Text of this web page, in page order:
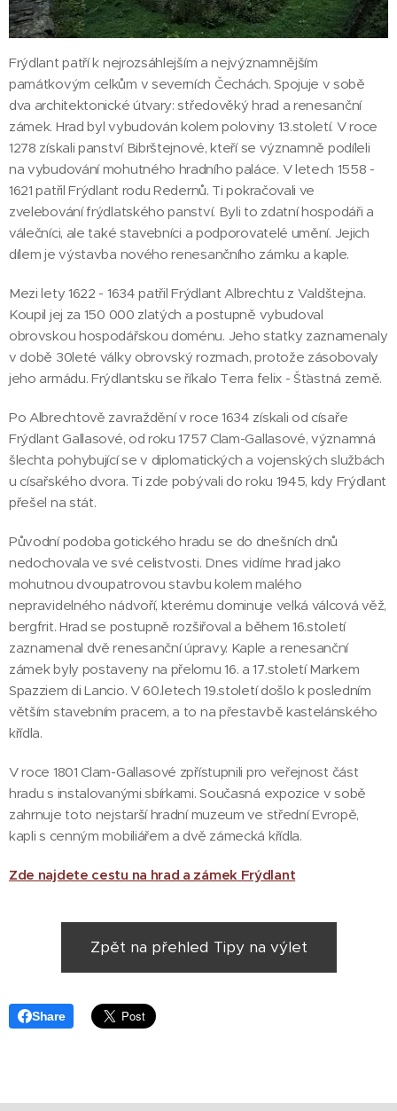
Frýdlant patří k nejrozsáhlejším a nejvýznamnějším
památkovým celkům v severních Čechách. Spojuje v sobě
dva architektonické útvary: středověký hrad a renesanční
zámek. Hrad byl vybudován kolem poloviny 13.století. V roce
1278 získali panství Bibrštejnové, kteří se významně podíleli
na vybudování mohutného hradního paláce. V letech 1558 -
1621 patřil Frýdlant rodu Redernů. Ti pokračovali ve
zvelebování frýdlatského panství. Byli to zdatní hospodáři a
válečníci, ale také stavebníci a podporovatelé umění. Jejich
dílem je výstavba nového renesančního zámku a kaple.
Mezi lety 1622 - 1634 patřil Frýdlant Albrechtu z Valdštejna.
Koupil jej za 150 000 zlatých a postupně vybudoval
obrovskou hospodářskou doménu. Jeho statky zaznamenaly
v době 30leté války obrovský rozmach, protože zásobovaly
jeho armádu. Frýdlantsku se říkalo Terra felix - Šťastná země.
Po Albrechtově zavraždění v roce 1634 získali od císaře
Frýdlant Gallasové, od roku 1757 Clam-Gallasové, významná
šlechta pohybující se v diplomatických a vojenských službách
u císařského dvora. Ti zde pobývali do roku 1945, kdy Frýdlant
přešel na stát.
Původní podoba gotického hradu se do dnešních dnů
nedochovala ve své celistvosti. Dnes vidíme hrad jako
mohutnou dvoupatrovou stavbu kolem malého
nepravidelného nádvoří, kterému dominuje velká válcová věž,
bergfrit. Hrad se postupně rozšiřoval a během 16.století
zaznamenal dvě renesanční úpravy. Kaple a renesanční
zámek byly postaveny na přelomu 16. a 17.století Markem
Spazziem di Lancio. V 60.letech 19.století došlo k posledním
větším stavebním pracem, a to na přestavbě kastelánského
křídla.
V roce 1801 Clam-Gallasové zpřístupnili pro veřejnost část
hradu s instalovanými sbírkami. Současná expozice v sobě
zahrnuje toto nejstarší hradní muzeum ve střední Evropě,
kapli s cenným mobiliářem a dvě zámecká křídla.
Zde najdete cestu na hrad a zámek Frýdlant
Zpět na přehled Tipy na výlet
Share